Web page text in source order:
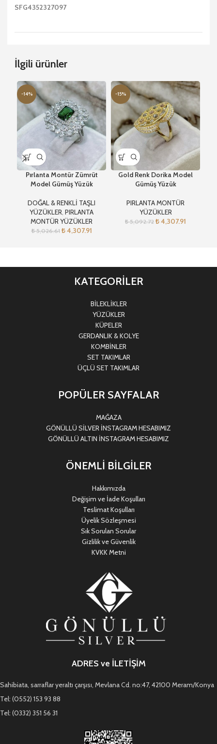
SFG4352327097
İlgili ürünler
-14%
Pırlanta Montür Zümrüt
Model Gümüş Yüzük
DOĞAL & RENKLİ TAŞLI
YÜZÜKLER, PIRLANTA
MONTÜR YÜZÜKLER
₺5,026.61 ₺4,307.91
-15%
Gold Renk Dorika Model
Gümüş Yüzük
PIRLANTA MONTÜR
YÜZÜKLER
₺5,092.72 ₺4,307.91
KATEGORİLER
BİLEKLİKLER
YÜZÜKLER
KÜPELER
GERDANLIK & KOLYE
KOMBİNLER
SET TAKIMLAR
ÜÇLÜ SET TAKIMLAR
POPÜLER SAYFALAR
MAĞAZA
GÖNÜLLÜ SİLVER İNSTAGRAM HESABIMIZ
GÖNÜLLÜ ALTIN İNSTAGRAM HESABIMIZ
ÖNEMLİ BİLGİLER
Hakkımızda
Değişim ve İade Koşulları
Teslimat Koşulları
Üyelik Sözleşmesi
Sık Sorulan Sorular
Gizlilik ve Güvenlik
KVKK Metni
ADRES ve İLETİŞİM
Sahibiata, sarraflar yeraltı çarşısı, Mevlana Cd. no:47, 42100 Meram/Konya
Tel: (0552) 153 93 88
Tel: (0332) 351 56 31